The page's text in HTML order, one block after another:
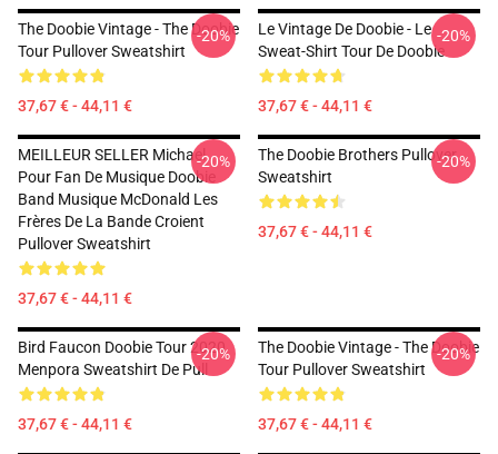
The Doobie Vintage - The Doobie
Tour Pullover Sweatshirt
37,67 € - 44,11 €
-20%
Le Vintage De Doobie - Le
Sweat-Shirt Tour De Doobie
37,67 € - 44,11 €
-20%
MEILLEUR SELLER Michael
Pour Fan De Musique Doobie
Band Musique McDonald Les
Frères De La Bande Croient
Pullover Sweatshirt
37,67 € - 44,11 €
-20%
The Doobie Brothers Pullover
Sweatshirt
37,67 € - 44,11 €
-20%
Bird Faucon Doobie Tour 2020
Menpora Sweatshirt De Pull
37,67 € - 44,11 €
-20%
The Doobie Vintage - The Doobie
Tour Pullover Sweatshirt
37,67 € - 44,11 €
-20%